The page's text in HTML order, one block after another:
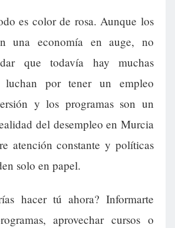
es color de rosa. Aunque los
una economía en auge, no
que todavía hay muchas
luchan por tener un empleo
y los programas son un
del desempleo en Murcia
atención constante y políticas
solo en papel.
hacer tú ahora? Informarte
aprovechar cursos o